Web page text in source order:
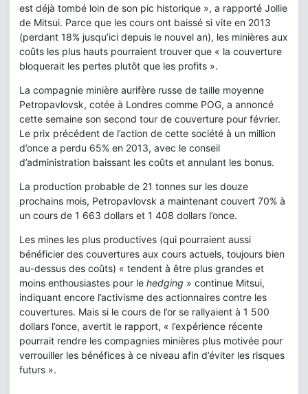
est déjà tombé loin de son pic historique », a rapporté Jollie
de Mitsui. Parce que les cours ont baissé si vite en 2013
(perdant 18% jusqu’ici depuis le nouvel an), les minières aux
coûts les plus hauts pourraient trouver que « la couverture
bloquerait les pertes plutôt que les profits ».
La compagnie minière aurifère russe de taille moyenne
Petropavlovsk, cotée à Londres comme POG, a annoncé
cette semaine son second tour de couverture pour février.
Le prix précédent de l’action de cette société à un million
d’once a perdu 65% en 2013, avec le conseil
d’administration baissant les coûts et annulant les bonus.
La production probable de 21 tonnes sur les douze
prochains mois, Petropavlovsk a maintenant couvert 70% à
un cours de 1 663 dollars et 1 408 dollars l’once.
Les mines les plus productives (qui pourraient aussi
bénéficier des couvertures aux cours actuels, toujours bien
au-dessus des coûts) « tendent à être plus grandes et
moins enthousiastes pour le hedging » continue Mitsui,
indiquant encore l’activisme des actionnaires contre les
couvertures. Mais si le cours de l’or se rallyaient à 1 500
dollars l’once, avertit le rapport, « l’expérience récente
pourrait rendre les compagnies minières plus motivée pour
verrouiller les bénéfices à ce niveau afin d’éviter les risques
futurs ».